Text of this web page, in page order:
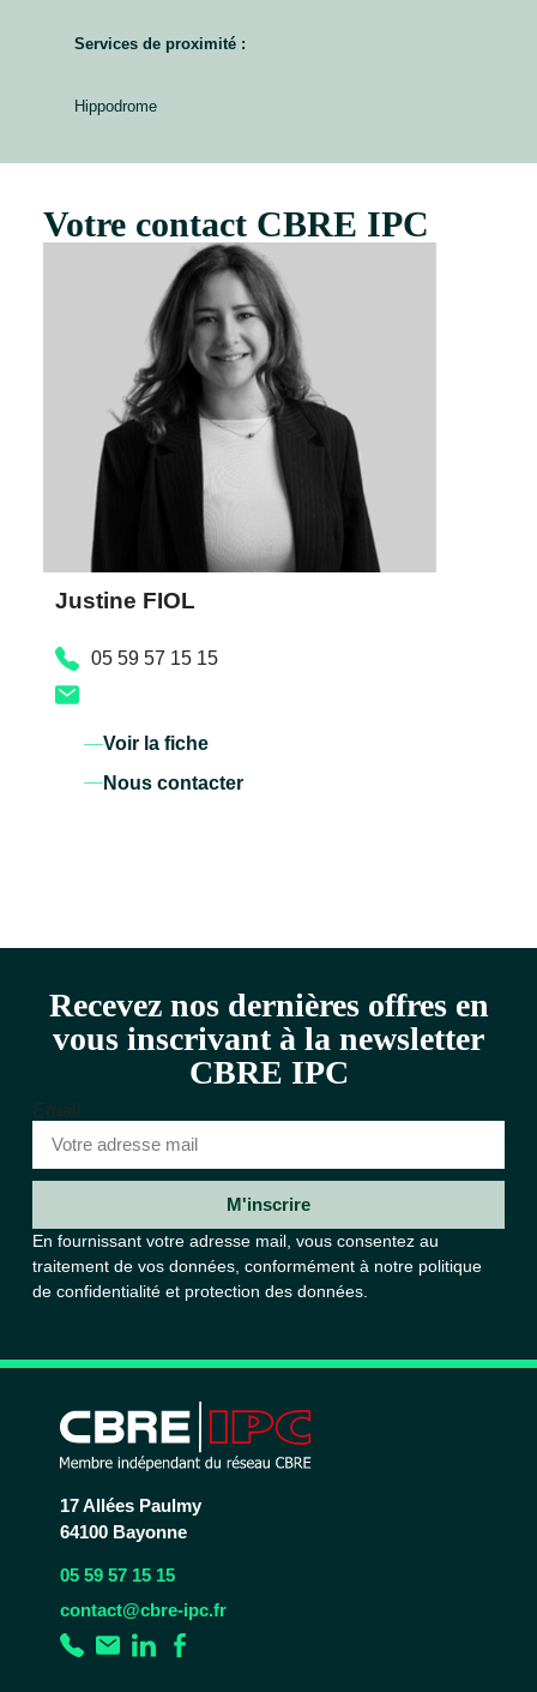
Services de proximité :
Hippodrome
Votre contact CBRE IPC
Justine FIOL
05 59 57 15 15
Voir la fiche
Nous contacter
Recevez nos dernières offres en
vous inscrivant à la newsletter
CBRE IPC
Email
M'inscrire
En fournissant votre adresse mail, vous consentez au
traitement de vos données, conformément à notre politique
de confidentialité et protection des données.
17 Allées Paulmy
64100 Bayonne
05 59 57 15 15
contact@cbre-ipc.fr